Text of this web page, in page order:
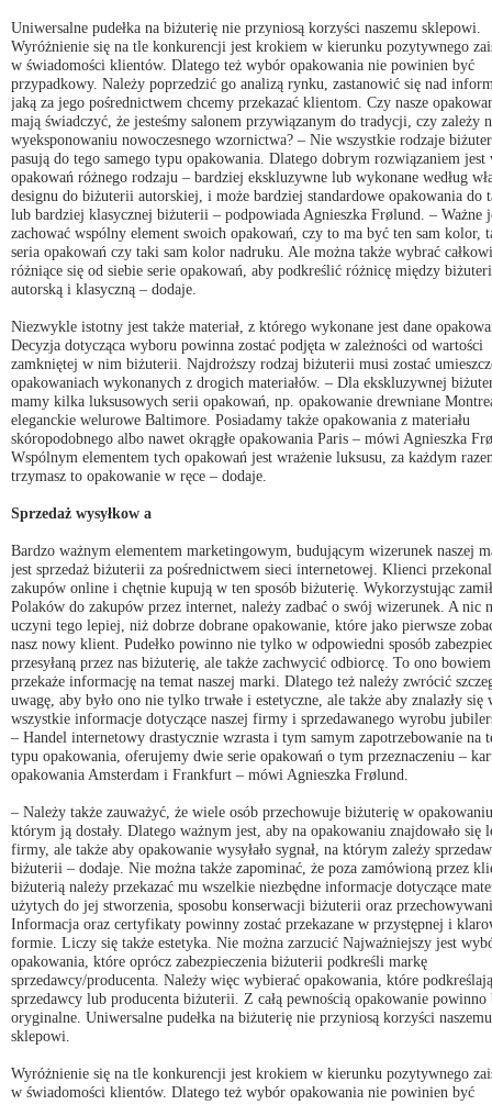
Uniwersalne pudełka na biżuterię nie przyniosą korzyści naszemu sklepowi.
Wyróżnienie się na tle konkurencji jest krokiem w kierunku pozytywnego
w świadomości klientów. Dlatego też wybór opakowania nie powinien być
przypadkowy. Należy poprzedzić go analizą rynku, zastanowić się nad
jaką za jego pośrednictwem chcemy przekazać klientom. Czy nasze
mają świadczyć, że jesteśmy salonem przywiązanym do tradycji, czy zależy
wyeksponowaniu nowoczesnego wzornictwa? – Nie wszystkie rodzaje
pasują do tego samego typu opakowania. Dlatego dobrym rozwiązaniem jest
opakowań różnego rodzaju – bardziej ekskluzywne lub wykonane według
designu do biżuterii autorskiej, i może bardziej standardowe opakowania do
lub bardziej klasycznej biżuterii – podpowiada Agnieszka Frølund. – Ważne
zachować wspólny element swoich opakowań, czy to ma być ten sam kolor,
seria opakowań czy taki sam kolor nadruku. Ale można także wybrać
różniące się od siebie serie opakowań, aby podkreślić różnicę między
autorską i klasyczną – dodaje.
Niezwykle istotny jest także materiał, z którego wykonane jest dane
Decyzja dotycząca wyboru powinna zostać podjęta w zależności od wartości
zamkniętej w nim biżuterii. Najdroższy rodzaj biżuterii musi zostać
opakowaniach wykonanych z drogich materiałów. – Dla ekskluzywnej
mamy kilka luksusowych serii opakowań, np. opakowanie drewniane
eleganckie welurowe Baltimore. Posiadamy także opakowania z materiału
skóropodobnego albo nawet okrągłe opakowania Paris – mówi Agnieszka
Wspólnym elementem tych opakowań jest wrażenie luksusu, za każdym
trzymasz to opakowanie w ręce – dodaje.
Sprzedaż wysyłkow a
Bardzo ważnym elementem marketingowym, budującym wizerunek naszej
jest sprzedaż biżuterii za pośrednictwem sieci internetowej. Klienci
zakupów online i chętnie kupują w ten sposób biżuterię. Wykorzystując
Polaków do zakupów przez internet, należy zadbać o swój wizerunek. A nic
uczyni tego lepiej, niż dobrze dobrane opakowanie, które jako pierwsze
nasz nowy klient. Pudełko powinno nie tylko w odpowiedni sposób
przesyłaną przez nas biżuterię, ale także zachwycić odbiorcę. To ono bowiem
przekaże informację na temat naszej marki. Dlatego też należy zwrócić
uwagę, aby było ono nie tylko trwałe i estetyczne, ale także aby znalazły się
wszystkie informacje dotyczące naszej firmy i sprzedawanego wyrobu
– Handel internetowy drastycznie wzrasta i tym samym zapotrzebowanie na
typu opakowania, oferujemy dwie serie opakowań o tym przeznaczeniu –
opakowania Amsterdam i Frankfurt – mówi Agnieszka Frølund.
– Należy także zauważyć, że wiele osób przechowuje biżuterię w
którym ją dostały. Dlatego ważnym jest, aby na opakowaniu znajdowało się
firmy, ale także aby opakowanie wysyłało sygnał, na którym zależy
biżuterii – dodaje. Nie można także zapominać, że poza zamówioną przez
biżuterią należy przekazać mu wszelkie niezbędne informacje dotyczące
użytych do jej stworzenia, sposobu konserwacji biżuterii oraz
Informacja oraz certyfikaty powinny zostać przekazane w przystępnej i
formie. Liczy się także estetyka. Nie można zarzucić Najważniejszy jest
opakowania, które oprócz zabezpieczenia biżuterii podkreśli markę
sprzedawcy/producenta. Należy więc wybierać opakowania, które
sprzedawcy lub producenta biżuterii. Z całą pewnością opakowanie powinno
oryginalne. Uniwersalne pudełka na biżuterię nie przyniosą korzyści naszemu
sklepowi.
Wyróżnienie się na tle konkurencji jest krokiem w kierunku pozytywnego
w świadomości klientów. Dlatego też wybór opakowania nie powinien być